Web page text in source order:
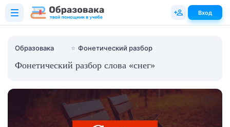
Образовака ⭐ Фонетический разбор
Фонетический разбор слова «снег»
Вход